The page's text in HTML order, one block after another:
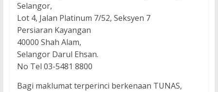
Selangor,
Lot 4, Jalan Platinum 7/52, Seksyen 7
Persiaran Kayangan
40000 Shah Alam,
Selangor Darul Ehsan.
No Tel 03-5481 8800
Bagi maklumat terperinci berkenaan TUNAS,